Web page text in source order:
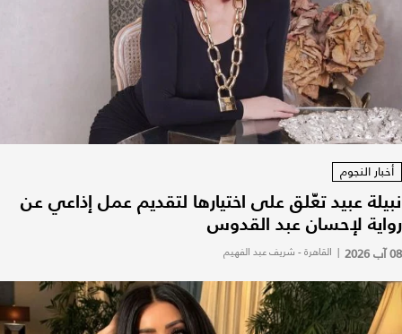
أخبار النجوم
نبيلة عبيد تعّلق على اختيارها لتقديم عمل إذاعي عن
رواية لإحسان عبد القدوس
08 آب 2026 | القاهرة - شريف عبد الفهيم